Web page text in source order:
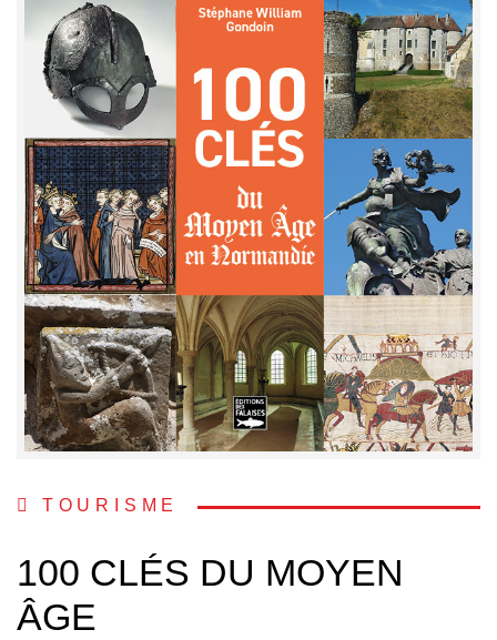
TOURISME
100 CLÉS DU MOYEN
ÂGE